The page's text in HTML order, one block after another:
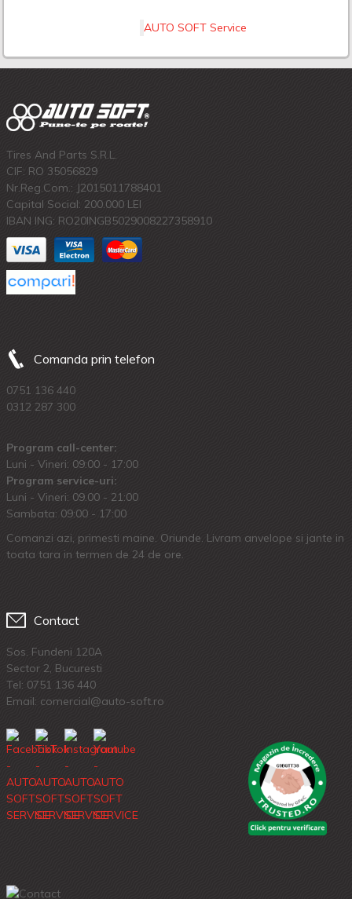
AUTO SOFT Service
Tires And Parts S.R.L.
CIF: RO 35056829
Nr.Reg.Com.: J2015011788401
Capital Social: 200.000 LEI
IBAN ING: RO20INGB5029008227358910
Comanda prin telefon
0751 136 440
0312 287 300
Program call-center:
Luni - Vineri: 09:00 - 17:00
Program service-uri:
Luni - Vineri: 09.00 - 21:00
Sambata: 09:00 - 17:00
Comanzi azi, primesti maine. Oriunde. Livram anvelope si jante in
toata tara in termen de 24 de ore.
Contact
Sos. Fundeni 120A
Sector 2, Bucuresti
Tel: 0751 136 440
Email: comercial@auto-soft.ro